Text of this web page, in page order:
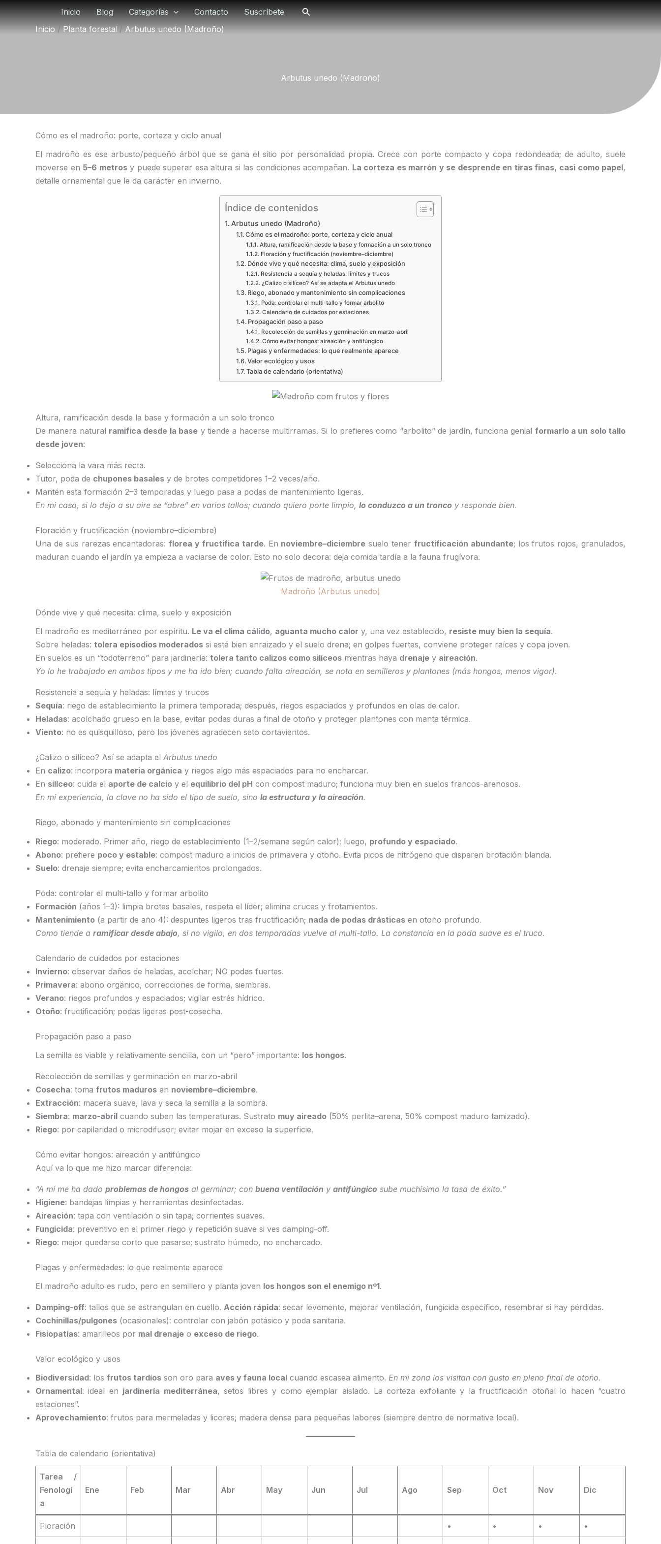
Ir
al
contenido
Inicio Blog Categorías Contacto Suscríbete Buscar
Inicio Planta forestal Arbutus unedo (Madroño)
Arbutus unedo (Madroño)
Cómo es el madroño: porte, corteza y ciclo anual
El madroño es ese arbusto/pequeño árbol que se gana el sitio por personalidad propia. Crece con porte compacto y copa redondeada; de adulto, suele
moverse en 5–6 metrosy puede superar esa altura si las condiciones acompañan. La corteza es marrón y se desprende en tiras finas, casi como papel,
detalle ornamental que le da carácter en invierno.
Índice de contenidos
Arbutus unedo (Madroño)
Cómo es el madroño: porte, corteza y ciclo anual
Altura, ramificación desde la base y formación a un solo tronco
Floración y fructificación (noviembre–diciembre)
Dónde vive y qué necesita: clima, suelo y exposición
Resistencia a sequía y heladas: límites y trucos
¿Calizo o silíceo? Así se adapta el Arbutus unedo
Riego, abonado y mantenimiento sin complicaciones
Poda: controlar el multi-tallo y formar arbolito
Calendario de cuidados por estaciones
Propagación paso a paso
Recolección de semillas y germinación en marzo-abril
Cómo evitar hongos: aireación y antifúngico
Plagas y enfermedades: lo que realmente aparece
Valor ecológico y usos
Tabla de calendario (orientativa)
Altura, ramificación desde la base y formación a un solo tronco
De manera natural ramifica desde la base y tiende a hacerse multirramas. Si lo prefieres como “arbolito” de jardín, funciona genial formarlo a un solo tallo
desde joven:
Selecciona la vara más recta.
Tutor, poda de chupones basales y de brotes competidores 1–2 veces/año.
Mantén esta formación 2–3 temporadas y luego pasa a podas de mantenimiento ligeras.
En mi caso, si lo dejo a su aire se “abre” en varios tallos; cuando quiero porte limpio, lo conduzco a un tronco y responde bien.
Floración y fructificación (noviembre–diciembre)
Una de sus rarezas encantadoras:florea y fructifica tarde. En noviembre–diciembre suelo tener fructificación abundante; los frutos rojos, granulados,
maduran cuando el jardín ya empieza a vaciarse de color. Esto no solo decora: deja comida tardía a la fauna frugívora.
Madroño (Arbutus unedo)
Dónde vive y qué necesita: clima, suelo y exposición
El madroño es mediterráneo por espíritu. Le va el clima cálido, aguanta mucho calor y, una vez establecido, resiste muy bien la sequía.
Sobre heladas: tolera episodios moderados si está bien enraizado y el suelo drena; en golpes fuertes, conviene proteger raíces y copa joven.
En suelos es un “todoterreno” para jardinería: tolera tanto calizos como silíceos mientras haya drenaje y aireación.
Yo lo he trabajado en ambos tipos y me ha ido bien; cuando falta aireación, se nota en semilleros y plantones (más hongos, menos vigor).
Resistencia a sequía y heladas: límites y trucos
Sequía: riego de establecimiento la primera temporada; después, riegos espaciados y profundos en olas de calor.
Heladas: acolchado grueso en la base, evitar podas duras a final de otoño y proteger plantones con manta térmica.
Viento: no es quisquilloso, pero los jóvenes agradecen seto cortavientos.
¿Calizo o silíceo? Así se adapta el Arbutus unedo
En calizo: incorpora materia orgánica y riegos algo más espaciados para no encharcar.
En silíceo: cuida el aporte de calcio y el equilibrio del pH con compost maduro; funciona muy bien en suelos francos-arenosos.
En mi experiencia, la clave no ha sido el tipo de suelo, sino la estructura y la aireación.
Riego, abonado y mantenimiento sin complicaciones
Riego: moderado. Primer año, riego de establecimiento (1–2/semana según calor); luego, profundo y espaciado.
Abono: prefiere poco y estable: compost maduro a inicios de primavera y otoño. Evita picos de nitrógeno que disparen brotación blanda.
Suelo: drenaje siempre; evita encharcamientos prolongados.
Poda: controlar el multi-tallo y formar arbolito
Formación (años 1–3): limpia brotes basales, respeta el líder; elimina cruces y frotamientos.
Mantenimiento (a partir de año 4): despuntes ligeros tras fructificación; nada de podas drásticas en otoño profundo.
Como tiende a ramificar desde abajo, si no vigilo, en dos temporadas vuelve al multi-tallo. La constancia en la poda suave es el truco.
Calendario de cuidados por estaciones
Invierno: observar daños de heladas, acolchar; NO podas fuertes.
Primavera: abono orgánico, correcciones de forma, siembras.
Verano: riegos profundos y espaciados; vigilar estrés hídrico.
Otoño: fructificación; podas ligeras post-cosecha.
Propagación paso a paso
La semilla es viable y relativamente sencilla, con un “pero” importante: los hongos.
Recolección de semillas y germinación en marzo-abril
Cosecha: toma frutos maduros en noviembre–diciembre.
Extracción: macera suave, lava y seca la semilla a la sombra.
Siembra: marzo-abril cuando suben las temperaturas. Sustrato muy aireado (50% perlita–arena, 50% compost maduro tamizado).
Riego: por capilaridad o microdifusor; evitar mojar en exceso la superficie.
Cómo evitar hongos: aireación y antifúngico
Aquí va lo que me hizo marcar diferencia:
“A mí me ha dado problemas de hongos al germinar; con buena ventilación y antifúngico sube muchísimo la tasa de éxito.”
Higiene: bandejas limpias y herramientas desinfectadas.
Aireación: tapa con ventilación o sin tapa; corrientes suaves.
Fungicida: preventivo en el primer riego y repetición suave si ves damping-off.
Riego: mejor quedarse corto que pasarse; sustrato húmedo, no encharcado.
Plagas y enfermedades: lo que realmente aparece
El madroño adulto es rudo, pero en semillero y planta joven los hongos son el enemigo nº1.
Damping-off: tallos que se estrangulan en cuello. Acción rápida: secar levemente, mejorar ventilación, fungicida específico, resembrar si hay pérdidas.
Cochinillas/pulgones (ocasionales): controlar con jabón potásico y poda sanitaria.
Fisiopatías: amarilleos por mal drenaje o exceso de riego.
Valor ecológico y usos
Biodiversidad: los frutos tardíos son oro para aves y fauna local cuando escasea alimento. En mi zona los visitan con gusto en pleno final de otoño.
Ornamental: ideal en jardinería mediterránea, setos libres y como ejemplar aislado. La corteza exfoliante y la fructificación otoñal lo hacen “cuatro
estaciones”.
Aprovechamiento: frutos para mermeladas y licores; madera densa para pequeñas labores (siempre dentro de normativa local).
Tabla de calendario (orientativa)
Tarea /
Fenologí
a
Ene Feb Mar Abr May Jun Jul Ago Sep Oct Nov Dic
Floración • • • •